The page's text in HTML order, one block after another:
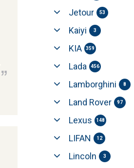
Jetour 53
Kaiyi 3
KIA 359
Lada 456
Lamborghini 8
Land Rover 97
Lexus 148
LIFAN 12
Lincoln 3